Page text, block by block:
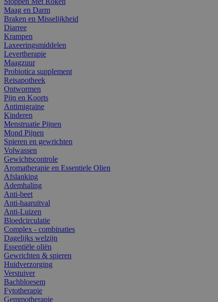
Maag en Darm
Braken en Misselijkheid
Diarree
Krampen
Laxeeringsmiddelen
Levertherapie
Maagzuur
Probiotica supplement
Reisapotheek
Ontwormen
Pijn en Koorts
Antimigraine
Kinderen
Menstruatie Pijnen
Mond Pijnen
Spieren en gewrichten
Volwassen
Gewichtscontrole
Aromatherapie en Essentiele Olien
Afslanking
Ademhaling
Anti-beet
Anti-haaruitval
Anti-Luizen
Bloedcirculatie
Complex - combinaties
Dagelijks welzijn
Essentiële oliën
Gewrichten & spieren
Huidverzorging
Verstuiver
Bachbloesem
Fytotherapie
Gemmotherapie